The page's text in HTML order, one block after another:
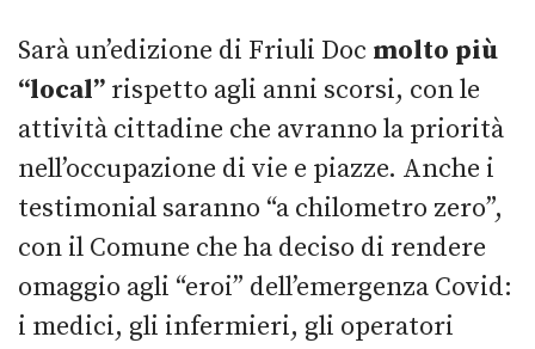
Sarà un’edizione di Friuli Doc molto più
“local” rispetto agli anni scorsi, con le
attività cittadine che avranno la priorità
nell’occupazione di vie e piazze. Anche i
testimonial saranno “a chilometro zero”,
con il Comune che ha deciso di rendere
omaggio agli “eroi” dell’emergenza Covid:
i medici, gli infermieri, gli operatori